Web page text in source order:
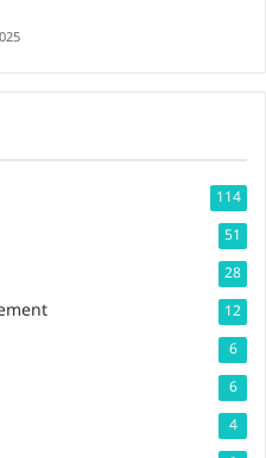
114
51
28
12
6
6
4